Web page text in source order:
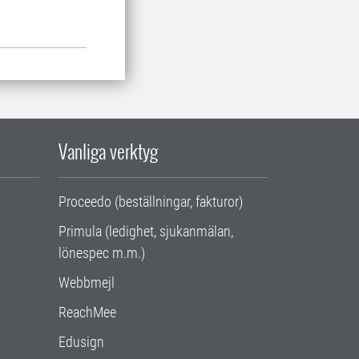
Vanliga verktyg
Proceedo (beställningar, fakturor)
Primula (ledighet, sjukanmälan,
lönespec m.m.)
Webbmejl
ReachMee
Edusign